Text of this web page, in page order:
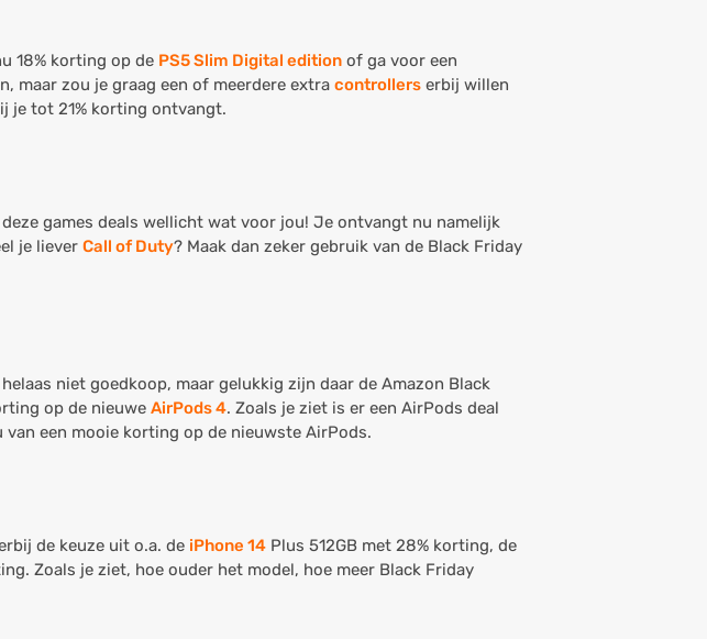
18% korting op de PS5 Slim Digital edition of ga voor een
maar zou je graag een of meerdere extra controllers erbij willen
je tot 21% korting ontvangt.
games deals wellicht wat voor jou! Je ontvangt nu namelijk
je liever Call of Duty? Maak dan zeker gebruik van de Black Friday
niet goedkoop, maar gelukkig zijn daar de Amazon Black
op de nieuwe AirPods 4. Zoals je ziet is er een AirPods deal
een mooie korting op de nieuwste AirPods.
de keuze uit o.a. de iPhone 14 Plus 512GB met 28% korting, de
Zoals je ziet, hoe ouder het model, hoe meer Black Friday